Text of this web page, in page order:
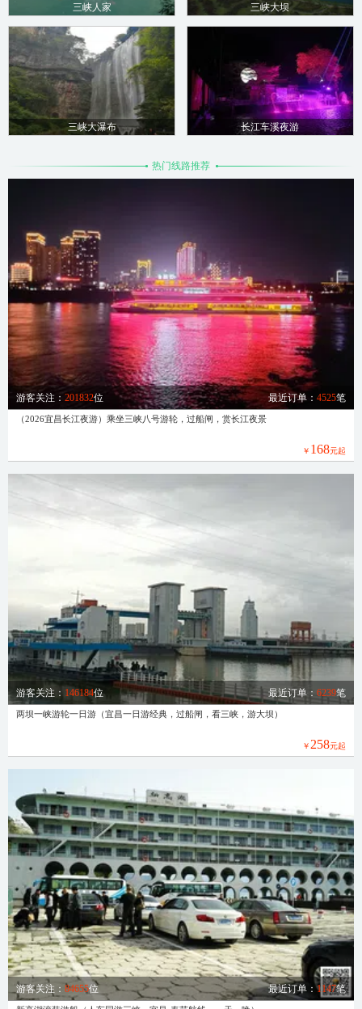
三峡人家 三峡大坝
三峡大瀑布 长江车溪夜游
热门线路推荐
游客关注： 201832位 最近订单： 4525笔
（2026宜昌长江夜游）乘坐三峡八号游轮，过船闸，赏长江夜景
￥ 168元起
游客关注： 146184位 最近订单： 6239笔
两坝一峡游轮一日游（宜昌一日游经典，过船闸，看三峡，游大坝）
￥ 258元起
游客关注： 84655位 最近订单：1147笔